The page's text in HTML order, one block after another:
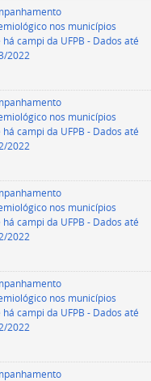
nos municípios
há campi da UFPB - Dados até
2022
nos municípios
há campi da UFPB - Dados até
2022
nos municípios
há campi da UFPB - Dados até
2022
nos municípios
há campi da UFPB - Dados até
2022